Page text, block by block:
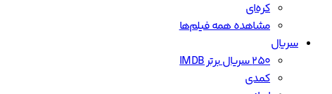
کره‌ای
مشاهده همه فیلم‌ها
سریال
۲۵۰ سریال برتر IMDB
کمدی